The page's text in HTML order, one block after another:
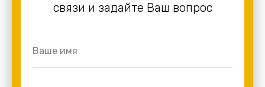
связи и задайте Ваш вопрос